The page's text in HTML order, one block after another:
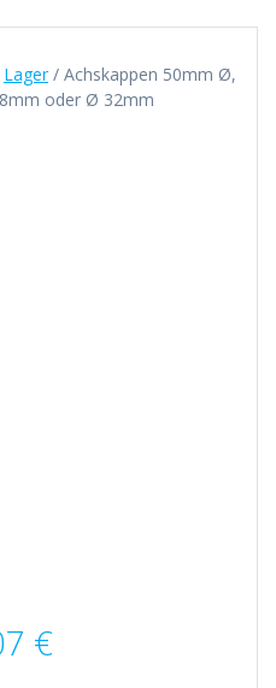
Lager/ Achskappen 50mm Ø,
oder Ø 32mm
€